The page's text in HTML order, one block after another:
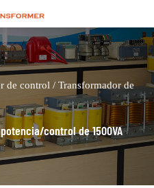
de control / Transformador de
control de 1500VA